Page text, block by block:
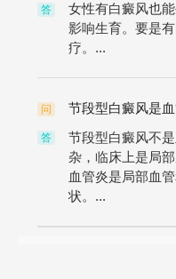
答
女性有白癜风也
影响生育。要是
疗。...
问 节段型白癜风是
答
节段型白癜风不
杂，临床上是局
血管炎是局部血
状。...